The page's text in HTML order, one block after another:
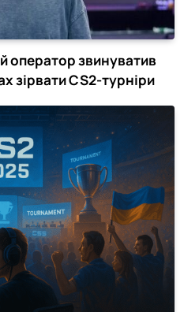
оператор звинуватив
зірвати CS2-турніри